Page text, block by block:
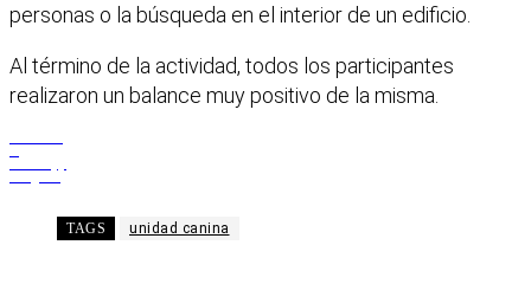
personas o la búsqueda en el interior de un edificio.
Al término de la actividad, todos los participantes
realizaron un balance muy positivo de la misma.
TAGS unidad canina